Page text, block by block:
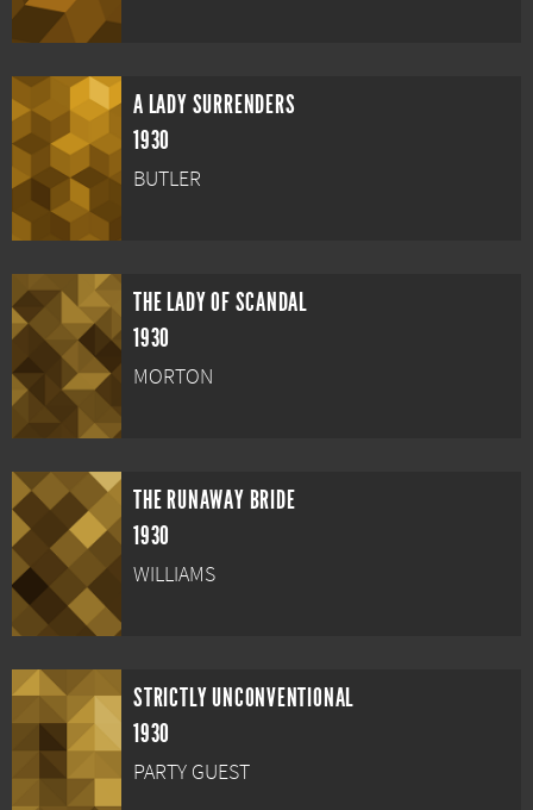
A LADY SURRENDERS
1930
BUTLER
THE LADY OF SCANDAL
1930
MORTON
THE RUNAWAY BRIDE
1930
WILLIAMS
STRICTLY UNCONVENTIONAL
1930
PARTY GUEST